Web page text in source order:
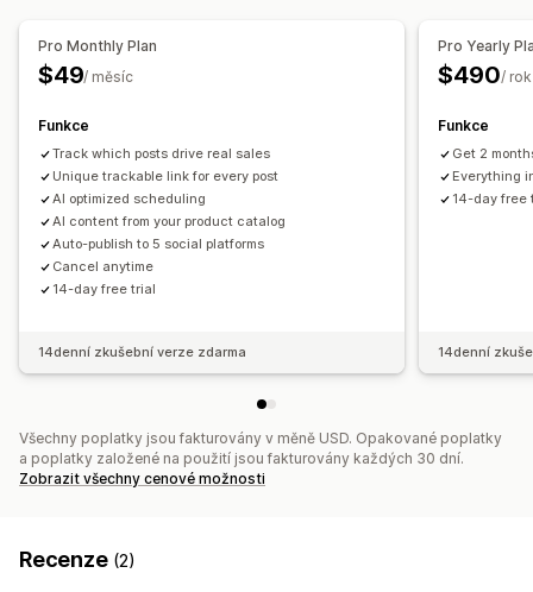
Sledování nákupů
Vizuály a výkazy
Pro Monthly Plan
$49/ měsíc
Funkce
Track which posts drive real sales
Unique trackable link for every post
AI optimized scheduling
AI content from your product catalog
Auto-publish to 5 social platforms
Cancel anytime
14-day free trial
14denní zkušební verze zdarma
Pro Yearly
$490/ rok
Funkce
Get 2
Everything
14-day free
14denní
Všechny poplatky jsou fakturovány v měně USD. Opakované poplatky
a poplatky založené na použití jsou fakturovány každých 30 dní.
Zobrazit všechny cenové možnosti
Recenze (2)